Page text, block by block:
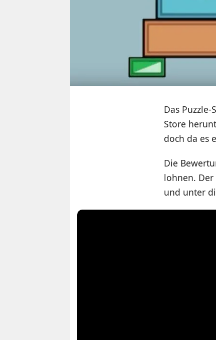
Das
Store
doch da es
Die
lohnen. Der
und unter